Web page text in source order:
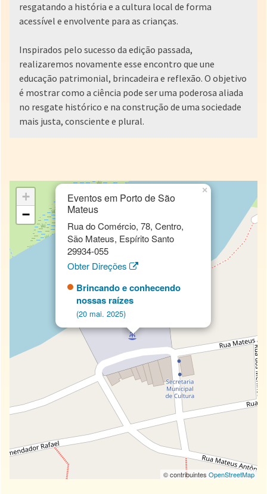
resgatando a história e a cultura local de forma
acessível e envolvente para as crianças.
Inspirados pelo sucesso da edição passada,
realizaremos novamente esse encontro que une
educação patrimonial, brincadeira e reflexão. O objetivo
é mostrar como a ciência pode ser uma poderosa aliada
no resgate histórico e na construção de uma sociedade
mais justa, consciente e plural.
Eventos em Porto de São
Mateus
Rua do Comércio, 78, Centro,
São Mateus, Espírito Santo
29934-055
Obter Direções
Brincando e conhecendo
nossas raízes
(20 mai. 2025)
×
+
−
© contribuintes OpenStreetMap